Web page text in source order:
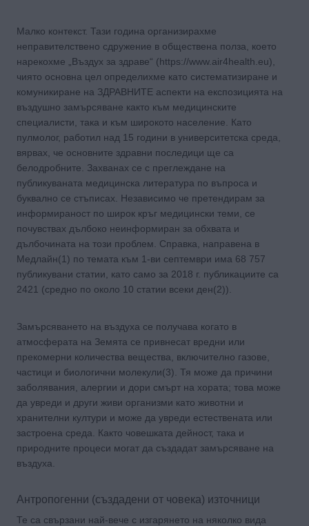
Малко контекст. Тази година организирахме
неправителствено сдружение в обществена полза, което
нарекохме „Въздух за здраве“ (https://www.air4health.eu),
чиято основна цел определихме като систематизиране и
комуникиране на ЗДРАВНИТЕ аспекти на експозицията на
въздушно замърсяване както към медицинските
специалисти, така и към широкото население. Като
пулмолог, работил над 15 години в университетска среда,
вярвах, че основните здравни последици ще са
белодробните. Захванах се с преглеждане на
публикуваната медицинска литература по въпроса и
буквално се стъписах. Независимо че претендирам за
информираност по широк кръг медицински теми, се
почувствах дълбоко неинформиран за обхвата и
дълбочината на този проблем. Справка, направена в
Медлайн(1) по темата към 1-ви септември има 68 757
публикувани статии, като само за 2018 г. публикациите са
2421 (средно по около 10 статии всеки ден(2)).
Замърсяването на въздуха се получава когато в
атмосферата на Земята се привнесат вредни или
прекомерни количества вещества, включително газове,
частици и биологични молекули(3). Тя може да причини
заболявания, алергии и дори смърт на хората; това може
да увреди и други живи организми като животни и
хранителни култури и може да увреди естествената или
застроена среда. Както човешката дейност, така и
природните процеси могат да създадат замърсяване на
въздуха.
Антропогенни (създадени от човека) източници
Те са свързани най-вече с изгарянето на няколко вида